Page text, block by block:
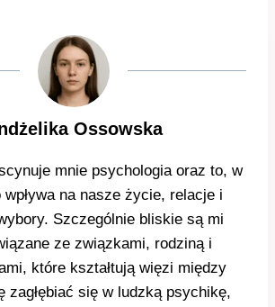
Ossowska
mnie psychologia oraz to, w
wpływa na nasze życie, relacje i
Szczególnie bliskie są mi
ze związkami, rodziną i
które kształtują więzi między
zagłębiać się w ludzką psychikę,